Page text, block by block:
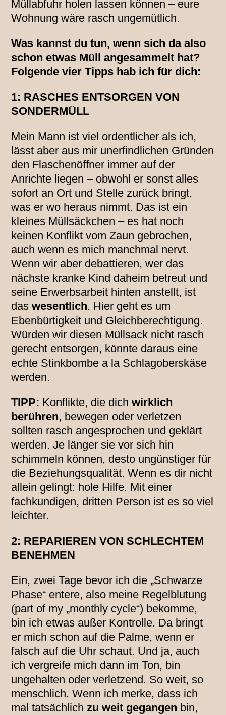
Müllabfuhr holen lassen können – eure
Wohnung wäre rasch ungemütlich.
Was kannst du tun, wenn sich da also
schon etwas Müll angesammelt hat?
Folgende vier Tipps hab ich für dich:
1: RASCHES ENTSORGEN VON
SONDERMÜLL
Mein Mann ist viel ordentlicher als ich,
lässt aber aus mir unerfindlichen Gründen
den Flaschenöffner immer auf der
Anrichte liegen – obwohl er sonst alles
sofort an Ort und Stelle zurück bringt,
was er wo heraus nimmt. Das ist ein
kleines Müllsäckchen – es hat noch
keinen Konflikt vom Zaun gebrochen,
auch wenn es mich manchmal nervt.
Wenn wir aber debattieren, wer das
nächste kranke Kind daheim betreut und
seine Erwerbsarbeit hinten anstellt, ist
daswesentlich. Hier geht es um
Ebenbürtigkeit und Gleichberechtigung.
Würden wir diesen Müllsack nicht rasch
gerecht entsorgen, könnte daraus eine
echte Stinkbombe a la Schlagoberskäse
werden.
TIPP: Konflikte, die dichwirklich
berühren, bewegen oder verletzen
sollten rasch angesprochen und geklärt
werden. Je länger sie vor sich hin
schimmeln können, desto ungünstiger für
die Beziehungsqualität. Wenn es dir nicht
allein gelingt: hole Hilfe. Mit einer
fachkundigen, dritten Person ist es so viel
leichter.
2: REPARIEREN VON SCHLECHTEM
BENEHMEN
Ein, zwei Tage bevor ich die „Schwarze
Phase“ entere, also meine Regelblutung
(part of my „monthly cycle“) bekomme,
bin ich etwas außer Kontrolle. Da bringt
er mich schon auf die Palme, wenn er
falsch auf die Uhr schaut. Und ja, auch
ich vergreife mich dann im Ton, bin
ungehalten oder verletzend. So weit, so
menschlich. Wenn ich merke, dass ich
mal tatsächlichzu weit gegangen bin,